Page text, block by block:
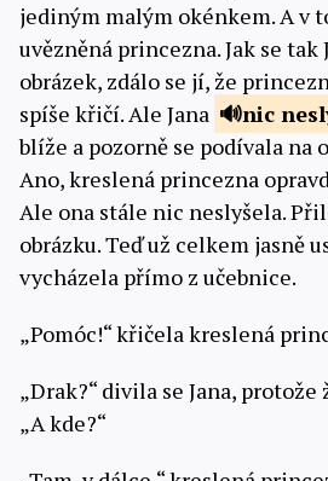
jediným malým okénkem. A v
uvězněná princezna. Jak se tak
obrázek, zdálo se jí, že
spíše křičí. Ale Jana
nic
blíže a pozorně se podívala na
Ano, kreslená princezna
Ale ona stále nic neslyšela.
obrázku. Teď už celkem jasně
vycházela přímo z učebnice.
„Pomóc!“ křičela kreslená
„Drak?“ divila se Jana,
„A kde?“